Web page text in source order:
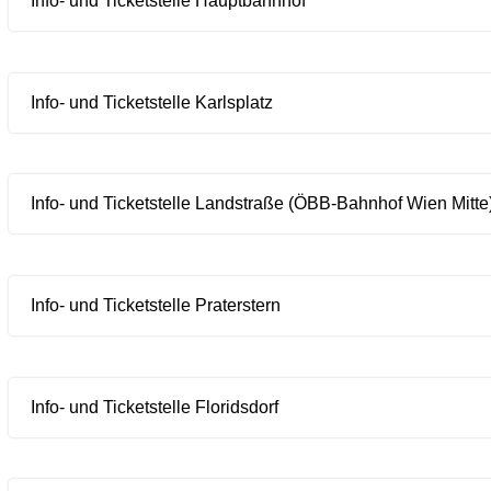
Info- und Ticketstelle Karlsplatz
Info- und Ticketstelle Landstraße (ÖBB-Bahnhof Wien
Info- und Ticketstelle Praterstern
Info- und Ticketstelle Floridsdorf